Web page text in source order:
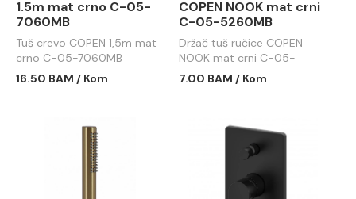
1.5m mat crno C-05-
7060MB
Tuš crevo COPEN 1,5m mat
crno C-05-7060MB
16.50 BAM / Kom
COPEN NOOK mat crni
C-05-5260MB
Držač tuš ručice COPEN
NOOK mat crni C-05-
5260MB
7.00 BAM / Kom